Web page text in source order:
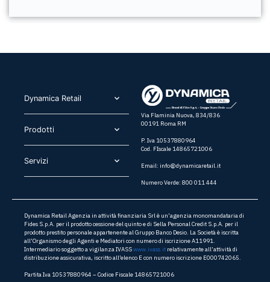
Dynamica Retail​
Prodotti​
Servizi​
Via Flaminia Nuova, 834/836
00191 Roma RM
P. Iva 10537880964
Cod. FIscale 14865721006
Email: info@dynamicaretail.it
Numero Verde: 800 011 444
Dynamica Retail Agenzia in attività finanziaria Srl è un’agenzia monomandataria di
Fides S.p.A. per il prodotto cessione del quinto e di Sella Personal Credit S.p.A. per il
prodotto prestito personale appartenente al Gruppo Banco Desio. La Società è iscritta
all’Organismo degli Agenti e Mediatori con numero di iscrizione A11991.
Intermediario soggetto a vigilanza IVASSwww.ivass.it relativamente all’attività di
distribuzione assicurativa, iscritto all’elenco E con numero iscrizione E000742065.
Partita Iva 10537880964 – Codice Fiscale 14865721006